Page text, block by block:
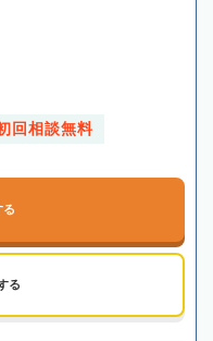
回相談無料
る
る